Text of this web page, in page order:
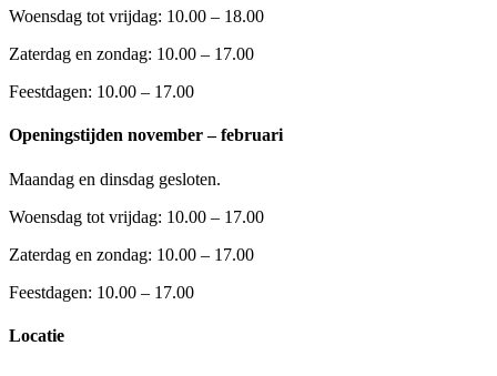
Woensdag tot vrijdag: 10.00 – 18.00
Zaterdag en zondag: 10.00 – 17.00
Feestdagen: 10.00 – 17.00
Openingstijden november – februari
Maandag en dinsdag gesloten.
Woensdag tot vrijdag: 10.00 – 17.00
Zaterdag en zondag: 10.00 – 17.00
Feestdagen: 10.00 – 17.00
Locatie